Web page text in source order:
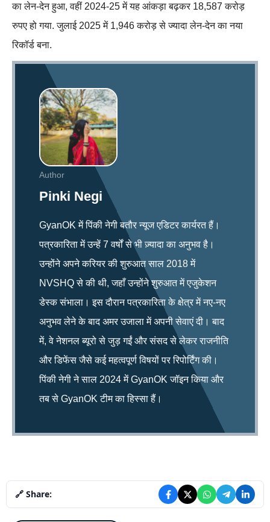
का लेन-देन हुआ, वहीं 2024-25 में यह आंकड़ा बढ़कर 18,587 करोड़
रुपए हो गया. जुलाई 2025 में 1,946 करोड़ से ज्यादा लेन-देन का नया
रिकॉर्ड बना.
Author
Pinki Negi
GyanOK में पिंकी नेगी बतौर न्यूज एडिटर कार्यरत हैं।
पत्रकारिता में उन्हें 7 वर्षों से भी ज़्यादा का अनुभव है।
उन्होंने अपने करियर की शुरुआत साल 2018 में
NVSHQ से की थी, जहाँ उन्होंने शुरुआत में एजुकेशन
डेस्क संभाला। इस दौरान पत्रकारिता के क्षेत्र में नए-नए
अनुभव लेने के बाद अमर उजाला में अपनी सेवाएं दी। बाद
में, वे नेशनल ब्यूरो से जुड़ गईं और संसद से लेकर राजनीति
और डिफेंस जैसे कई महत्वपूर्ण विषयों पर रिपोर्टिंग की।
पिंकी नेगी ने साल 2024 में GyanOK जॉइन किया और
तब से GyanOK टीम का हिस्सा हैं।
🔗 Share: